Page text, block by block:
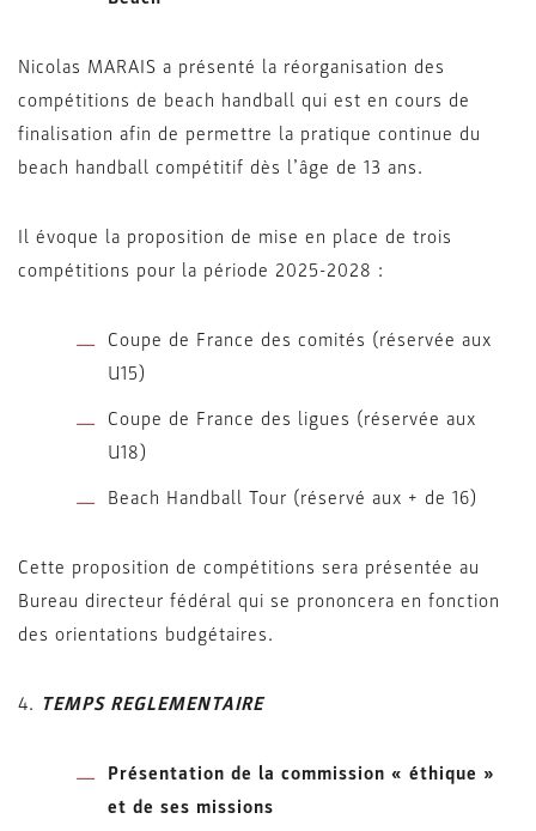
Nicolas MARAIS a présenté la réorganisation des
compétitions de beach handball qui est en cours de
finalisation afin de permettre la pratique continue du
beach handball compétitif dès l’âge de 13 ans.
Il évoque la proposition de mise en place de trois
compétitions pour la période 2025-2028 :
Coupe de France des comités (réservée aux
U15)
Coupe de France des ligues (réservée aux
U18)
Beach Handball Tour (réservé aux + de 16)
Cette proposition de compétitions sera présentée au
Bureau directeur fédéral qui se prononcera en fonction
des orientations budgétaires.
4. TEMPS REGLEMENTAIRE
Présentation de la commission « éthique »
et de ses missions